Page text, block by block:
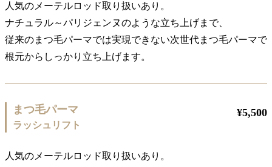
人気のメーテルロッド取り扱いあり。
ナチュラル～パリジェンヌのような立ち上げまで、
従来のまつ毛パーマでは実現できない次世代まつ毛パーマで
根元からしっかり立ち上げます。
まつ毛パーマ
ラッシュリフト
¥5,500
人気のメーテルロッド取り扱いあり。